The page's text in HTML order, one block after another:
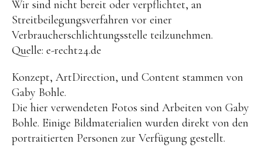
Wir sind nicht bereit oder verpflichtet, an
Streitbeilegungsverfahren vor einer
Verbraucherschlichtungsstelle teilzunehmen.
Quelle: e-recht24.de
Konzept, ArtDirection, und Content stammen von
Gaby Bohle.
Die hier verwendeten Fotos sind Arbeiten von Gaby
Bohle. Einige Bildmaterialien wurden direkt von den
portraitierten Personen zur Verfügung gestellt.